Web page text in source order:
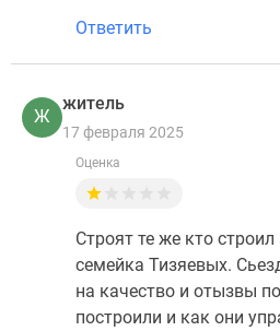
Ответить
Ж
житель
17 февраля 2025
Оценка
Строят те же кто
семейка Тизяевых.
на качество и отызвы
построили и как они